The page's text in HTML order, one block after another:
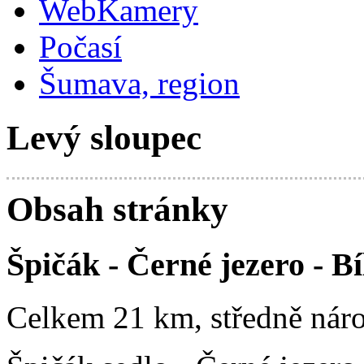
WebKamery
Počasí
Šumava, region
Levý sloupec
Obsah stránky
Špičák - Černé jezero -
Celkem 21 km, středně